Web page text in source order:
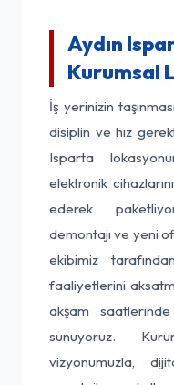
Aydın
Kurumsal
İş yerinizin
disiplin ve hız
Isparta
elektronik
ederek
demontajı ve yeni
ekibimiz
faaliyetlerini
akşam
sunuyoruz.
vizyonumuzla,